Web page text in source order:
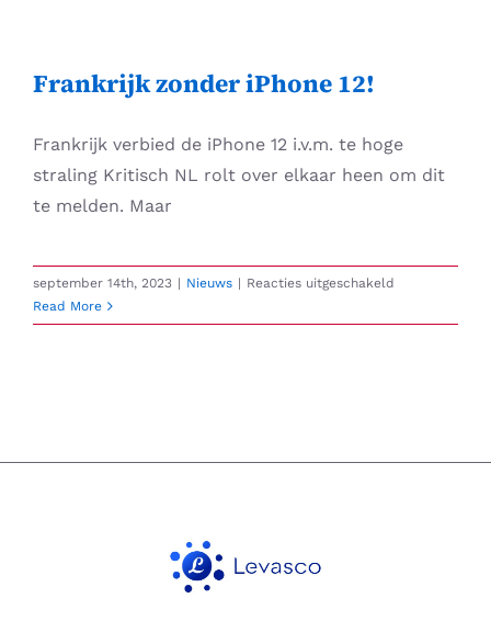
contentFrankrijk zonder iPhone 12!
Frankrijk verbied de iPhone 12 i.v.m. te hoge
straling Kritisch NL rolt over elkaar heen om dit
te melden. Maar
september 14th, 2023 | Nieuws | Reacties uitgeschakeld
zonder
Read More